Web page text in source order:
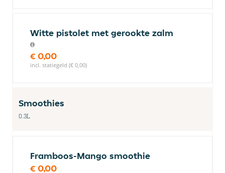
Witte pistolet met gerookte zalm
€ 0,00
incl. statiegeld (€ 0,00)
Smoothies
0.3L
Framboos-Mango smoothie
€ 0,00